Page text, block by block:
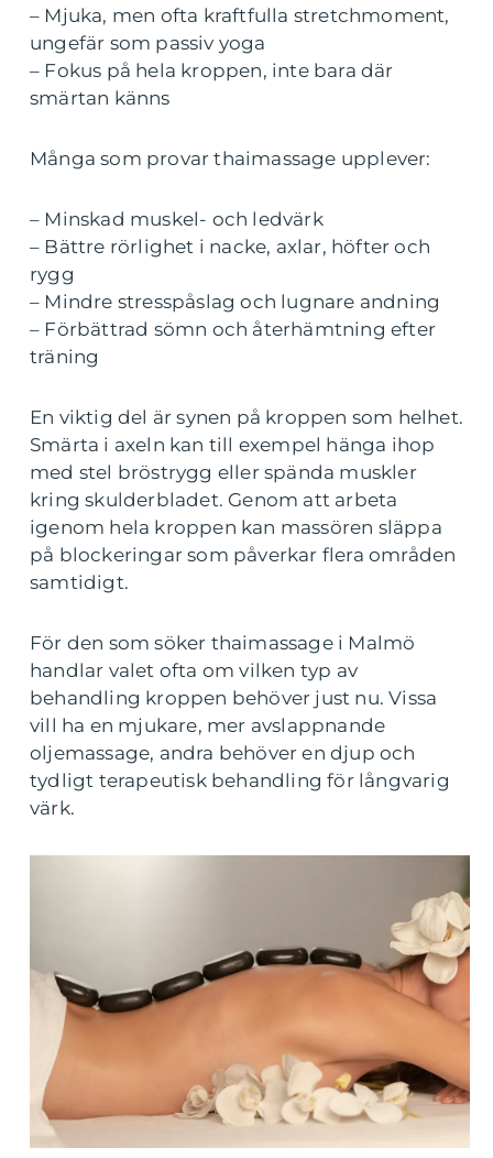
– Mjuka, men ofta kraftfulla stretchmoment,
ungefär som passiv yoga
– Fokus på hela kroppen, inte bara där
smärtan känns
Många som provar thaimassage upplever:
– Minskad muskel- och ledvärk
– Bättre rörlighet i nacke, axlar, höfter och
rygg
– Mindre stresspåslag och lugnare andning
– Förbättrad sömn och återhämtning efter
träning
En viktig del är synen på kroppen som helhet.
Smärta i axeln kan till exempel hänga ihop
med stel bröstrygg eller spända muskler
kring skulderbladet. Genom att arbeta
igenom hela kroppen kan massören släppa
på blockeringar som påverkar flera områden
samtidigt.
För den som söker thaimassage i Malmö
handlar valet ofta om vilken typ av
behandling kroppen behöver just nu. Vissa
vill ha en mjukare, mer avslappnande
oljemassage, andra behöver en djup och
tydligt terapeutisk behandling för långvarig
värk.